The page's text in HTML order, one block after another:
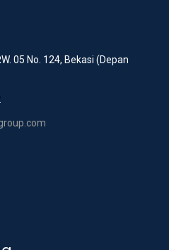
05 No. 124, Bekasi (Depan